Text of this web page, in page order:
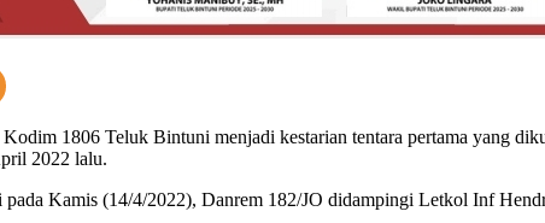
1806 Teluk Bintuni menjadi kestarian tentara pertama yang
2022 lalu.
Kamis (14/4/2022), Danrem 182/JO didampingi Letkol Inf